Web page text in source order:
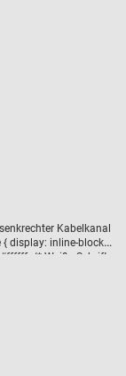
Kabelkanal